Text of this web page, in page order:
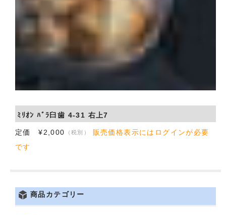
ﾐﾘｵﾝ ﾊﾞﾗ臼歯 4-31 右上7
定価 ¥2,000 （税別）
販売価格表示にはログインが必要
です
商品カテゴリー